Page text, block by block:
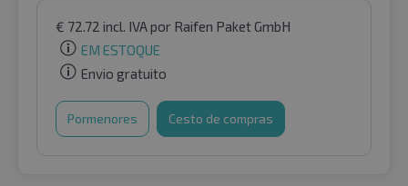
€ 72.72 incl. IVApor Raifen Paket GmbH
EM ESTOQUE
Envio gratuito
Pormenores Cesto de compras